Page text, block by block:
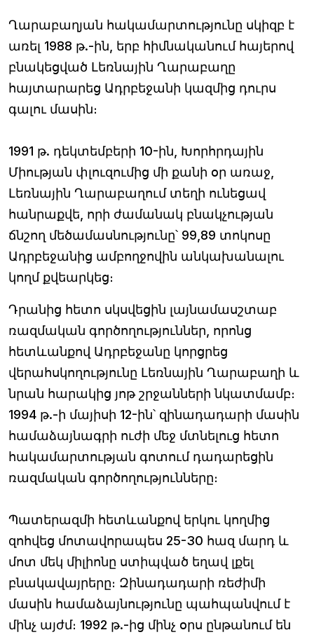
Ղարաբաղյան հակամարտությունը սկիզբ է
առել 1988 թ.-ին, երբ հիմնականում հայերով
բնակեցված Լեռնային Ղարաբաղը
հայտարարեց Ադրբեջանի կազմից դուրս
գալու մասին։
1991 թ. դեկտեմբերի 10-ին, Խորհրդային
Միության փլուզումից մի քանի օր առաջ,
Լեռնային Ղարաբաղում տեղի ունեցավ
հանրաքվե, որի ժամանակ բնակչության
ճնշող մեծամասնությունը՝ 99,89 տոկոսը
Ադրբեջանից ամբողջովին անկախանալու
կողմ քվեարկեց։
Դրանից հետո սկսվեցին լայնամասշտաբ
ռազմական գործողություններ, որոնց
հետևանքով Ադրբեջանը կորցրեց
վերահսկողությունը Լեռնային Ղարաբաղի և
նրան հարակից յոթ շրջանների նկատմամբ։
1994 թ.-ի մայիսի 12-ին՝ զինադադարի մասին
համաձայնագրի ուժի մեջ մտնելուց հետո
հակամարտության գոտում դադարեցին
ռազմական գործողությունները։
Պատերազմի հետևանքով երկու կողմից
զոհվեց մոտավորապես 25-30 հազ մարդ և
մոտ մեկ միլիոնը ստիպված եղավ լքել
բնակավայրերը։ Զինադադարի ռեժիմի
մասին համաձայնությունը պահպանվում է
մինչ այժմ։ 1992 թ.-ից մինչ օրս ընթանում են